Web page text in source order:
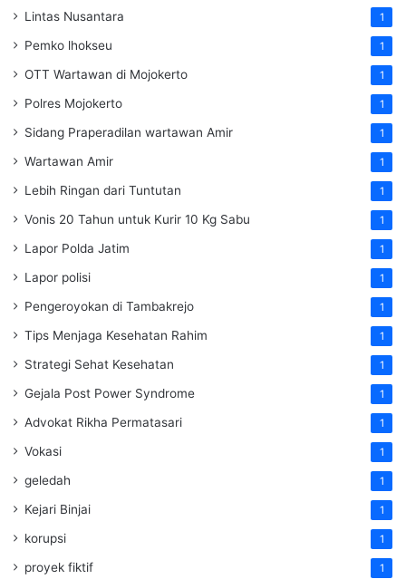
Lintas Nusantara 1
Pemko lhokseu 1
OTT Wartawan di Mojokerto 1
Polres Mojokerto 1
Sidang Praperadilan wartawan Amir 1
Wartawan Amir 1
Lebih Ringan dari Tuntutan 1
Vonis 20 Tahun untuk Kurir 10 Kg Sabu 1
Lapor Polda Jatim 1
Lapor polisi 1
Pengeroyokan di Tambakrejo 1
Tips Menjaga Kesehatan Rahim 1
Strategi Sehat Kesehatan 1
Gejala Post Power Syndrome 1
Advokat Rikha Permatasari 1
Vokasi 1
geledah 1
Kejari Binjai 1
korupsi 1
proyek fiktif 1